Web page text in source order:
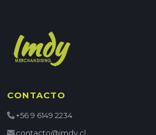
CONTACTO
+56 9 6149 2234
contacto@imdy.cl